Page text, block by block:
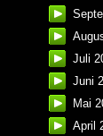
Juli
Juni
Mai
April